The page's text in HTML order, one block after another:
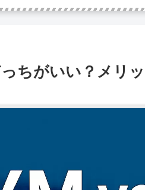
ちがいい？メリ